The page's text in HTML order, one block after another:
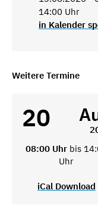
14:00 Uhr
in Kalender
Weitere Termine
20
08:00 Uhr bis
Uhr
iCal Download